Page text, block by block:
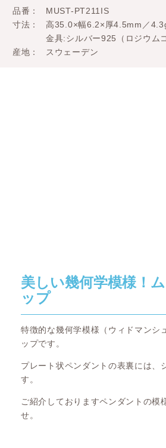
品番
MUST-PT211IS
寸法
高35.0×幅6.2×厚4.5mm／
金具:シルバー925（ロジウム
産地
スウェーデン
美しい幾何学模様！
ップ
特徴的な幾何学模様（ウィドマンシ
ップです。
プレート状ペンダントの表裏には、
す。
ご紹介しておりますペンダントの模
せ。